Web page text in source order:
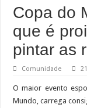
4 novos Bosques
PREFEITURA
WST Burguer: uma
Feira de adoção
Prefeitura leva ações de
Copa do
que é
pintar as
Comunidade
O maior evento
Mundo, carrega